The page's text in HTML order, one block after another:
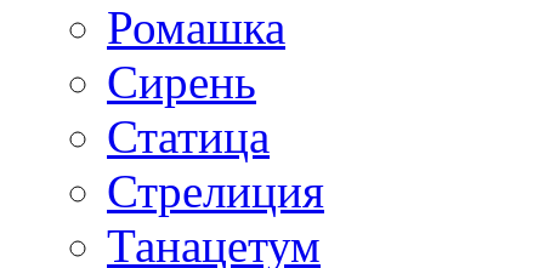
Ромашка
Сирень
Статица
Стрелиция
Танацетум